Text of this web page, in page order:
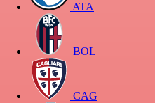
ATA
BOL
CAG